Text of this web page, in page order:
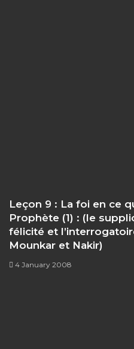
Leçon 9 : La foi en ce
Prophète (1) : (le
félicité et
Mounkar et Nakir)
4 January 2008